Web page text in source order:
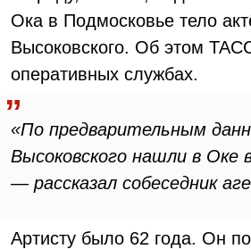
Ока в Подмосковье тело
Высоковского. Об этом
оперативных службах.
«По предварительным
Высоковского нашли в Оке
— рассказал собеседник
Артисту было 62 года. Он